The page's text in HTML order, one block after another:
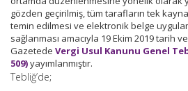
gözden geçirilmiş, tüm tarafların tek
temin edilmesi ve elektronik belge
sağlanması amacıyla 19 Ekim 2019 tarih ve
Gazetede Vergi Usul Kanunu Genel
509)yayımlanmıştır.
Tebliğ’de;